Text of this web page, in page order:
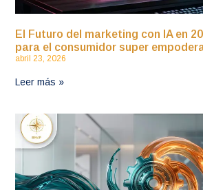
El Futuro del marketing con IA en
para el consumidor super
abril 23, 2026
Leer más »